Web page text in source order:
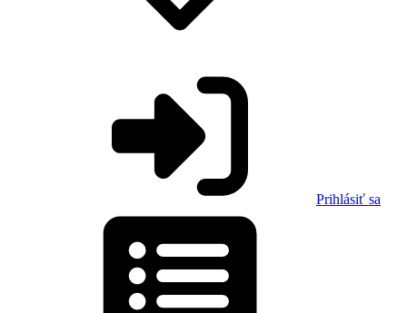
Prihlásiť sa